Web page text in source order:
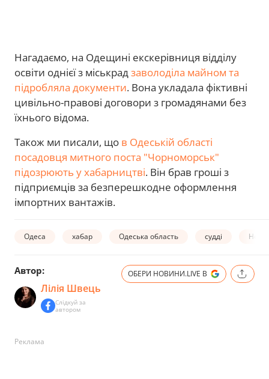
Нагадаємо, на Одещині екскерівниця відділу
освіти однієї з міськрадзаволоділа майном та
підробляла документи. Вона укладала фіктивні
цивільно-правові договори з громадянами без
їхнього відома.
Також ми писали, що в Одеській області
посадовця митного поста "Чорноморськ"
підозрюють у хабарництві. Він брав гроші з
підприємців за безперешкодне оформлення
імпортних вантажів.
Одеса хабар Одеська область судді
Автор:
Лілія Швець
Слідкуй за
автором
ОБЕРИ НОВИНИ.LIVE В
Реклама